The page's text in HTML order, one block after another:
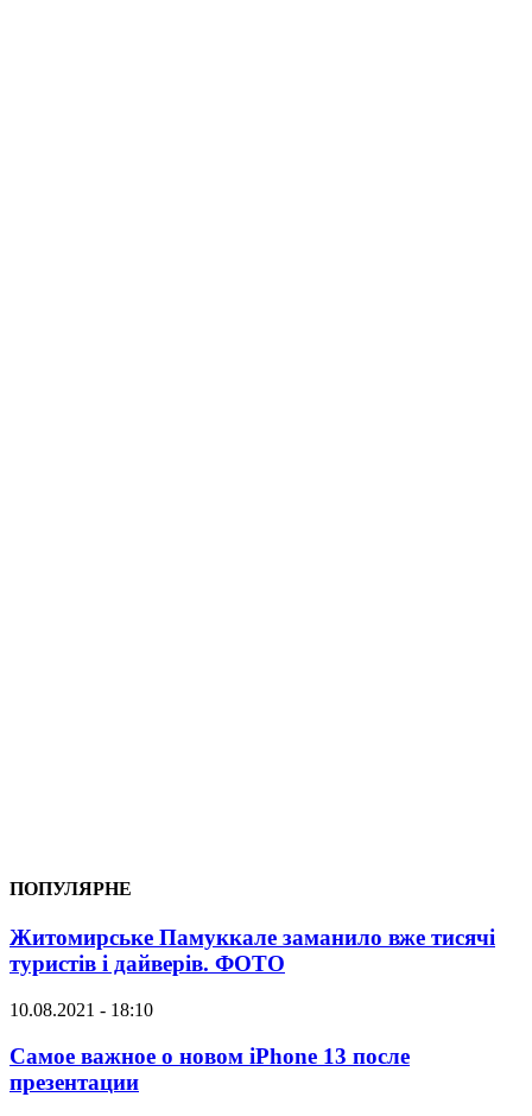
ПОПУЛЯРНЕ
Житомирське Памуккале заманило вже тисячі
туристів і дайверів. ФОТО
10.08.2021 - 18:10
Самое важное о новом iPhone 13 после
презентации